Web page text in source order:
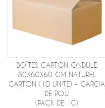
BOÎTES CARTON ONDULÉ
80X60X60 CM NATUREL
CARTON (10 UNITÉ) - GARCIA
DE POU
(PACK DE 10)